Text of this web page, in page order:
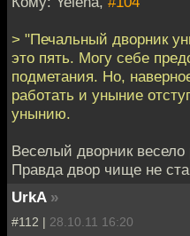
> "Печальный дворник
это пять. Могу себе
подметания. Но,
работать и уныние
унынию.
Веселый дворник весело
Правда двор чище не
UrkA »
#112 | 28.10.11 16:20